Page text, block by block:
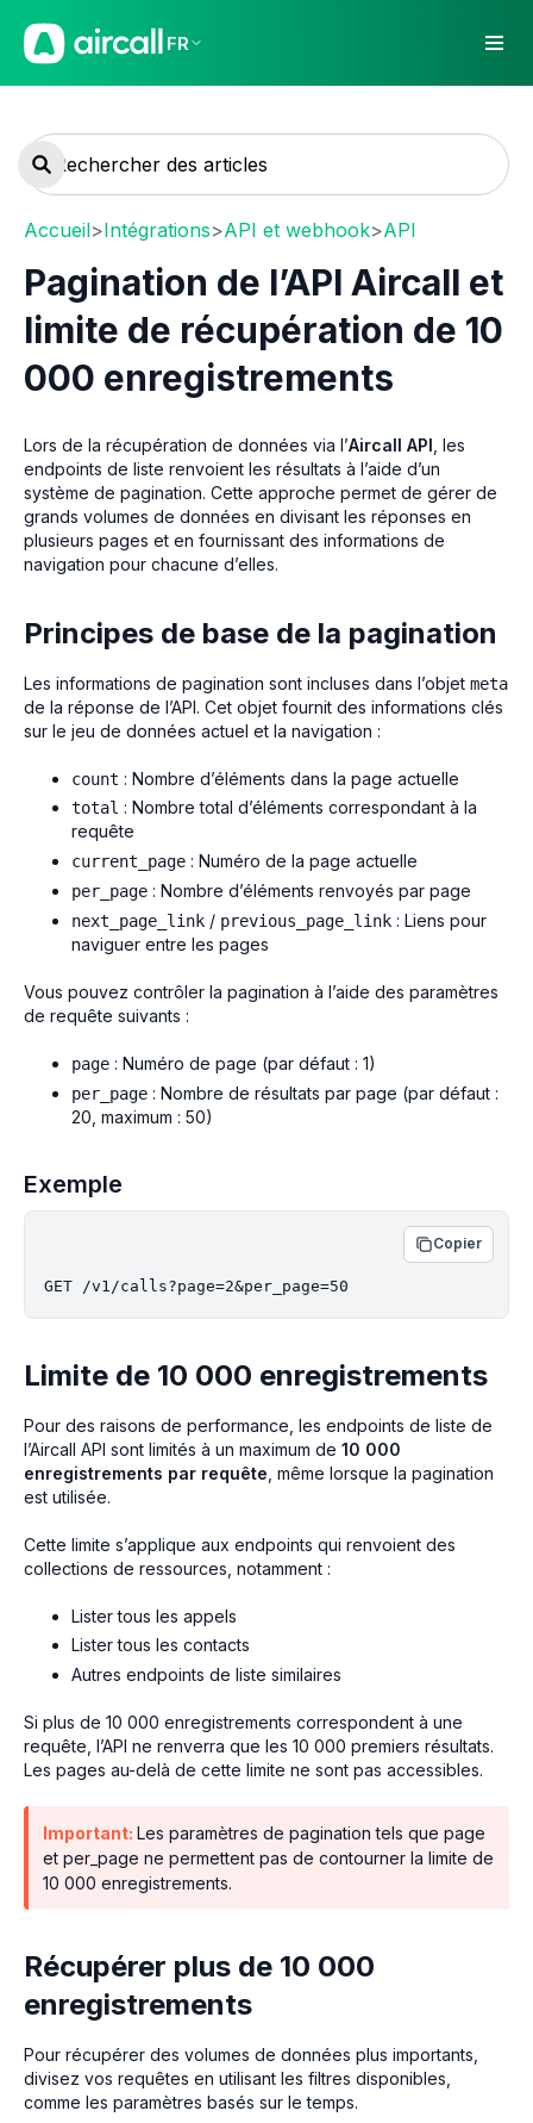
FR
Accueil>Intégrations>API et webhook>API
Pagination de l’API Aircall et
limite de récupération de 10
000 enregistrements
Lors de la récupération de données via l’Aircall API , les
endpoints de liste renvoient les résultats à l’aide d’un
système de pagination. Cette approche permet de gérer de
grands volumes de données en divisant les réponses en
plusieurs pages et en fournissant des informations de
navigation pour chacune d’elles.
Principes de base de la pagination
Les informations de pagination sont incluses dans l’objet meta
de la réponse de l’API. Cet objet fournit des informations clés
sur le jeu de données actuel et la navigation :
count : Nombre d’éléments dans la page actuelle
total : Nombre total d’éléments correspondant à la
requête
current_page : Numéro de la page actuelle
per_page : Nombre d’éléments renvoyés par page
next_page_link / previous_page_link : Liens pour
naviguer entre les pages
Vous pouvez contrôler la pagination à l’aide des paramètres
de requête suivants :
page : Numéro de page (par défaut : 1)
per_page : Nombre de résultats par page (par défaut :
20, maximum : 50)
Exemple
Copier
GET /v1/calls?page=2&per_page=50
Limite de 10 000 enregistrements
Pour des raisons de performance, les endpoints de liste de
l’Aircall API sont limités à un maximum de 10 000
enregistrements par requête , même lorsque la pagination
est utilisée.
Cette limite s’applique aux endpoints qui renvoient des
collections de ressources, notamment :
Lister tous les appels
Lister tous les contacts
Autres endpoints de liste similaires
Si plus de 10 000 enregistrements correspondent à une
requête, l’API ne renverra que les 10 000 premiers résultats.
Les pages au-delà de cette limite ne sont pas accessibles.
Important: Les paramètres de pagination tels que page
et per_page ne permettent pas de contourner la limite de
10 000 enregistrements.
Récupérer plus de 10 000
enregistrements
Pour récupérer des volumes de données plus importants,
divisez vos requêtes en utilisant les filtres disponibles,
comme les paramètres basés sur le temps.